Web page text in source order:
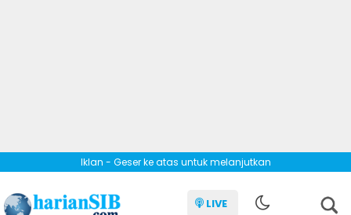
Iklan - Geser ke atas untuk melanjutkan
LIVE